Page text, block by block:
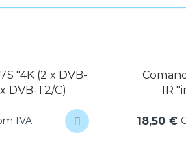
Comando Formuler GTV-
IR "infravermelho"
18,50 € Com IVA